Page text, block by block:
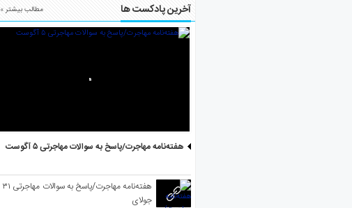
آخرین پادکست ها مطالب بیشتر »
هفته‌نامه مهاجرت/پاسخ به سوالات مهاجرتی ۵ آگوست
هفته‌نامه مهاجرت/پاسخ به سوالات مهاجرتی ۳۱
جولای